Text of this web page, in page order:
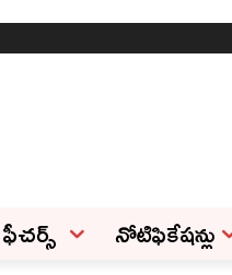
ఫీచ‌ర్స్ ‌ నోటిఫికేషన్లు